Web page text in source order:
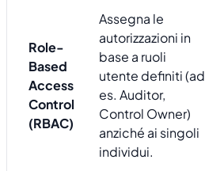
Role-
Based
Access
Control
(RBAC)
Assegna le
autorizzazioni in
base a ruoli
utente definiti (ad
es. Auditor,
Control Owner)
anziché ai singoli
individui.